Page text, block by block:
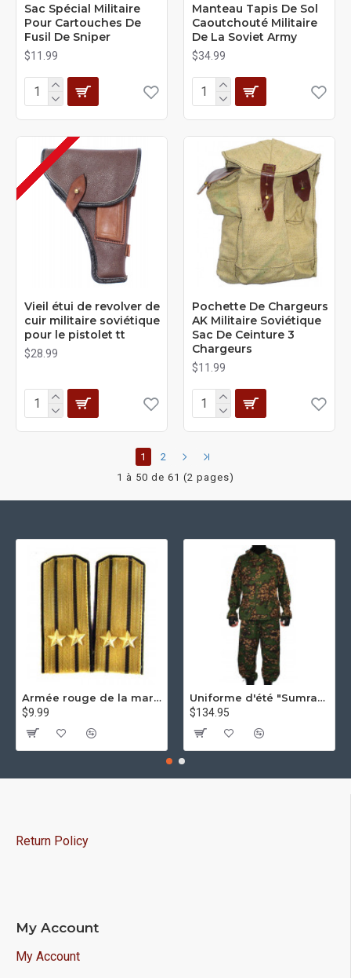
Sac Spécial Militaire
Pour Cartouches De
Fusil De Sniper
$11.99
Manteau Tapis De Sol
Caoutchouté Militaire
De La Soviet Army
$34.99
Vieil étui de revolver de
cuir militaire soviétique
pour le pistolet tt
$28.99
Pochette De Chargeurs
AK Militaire Soviétique
Sac De Ceinture 3
Chargeurs
$11.99
1
2
1 à 50 de 61 (2 pages)
Armée rouge de la marine de l'Union soviétique, épaulettes d'épaule russes
$9.99
Uniforme d'été "Sumrak m1" costume de camouflage tactique Sniper "Partizan" camo équipement professionnel Airsoft costume Sumrak
$134.95
Return Policy
My Account
My Account